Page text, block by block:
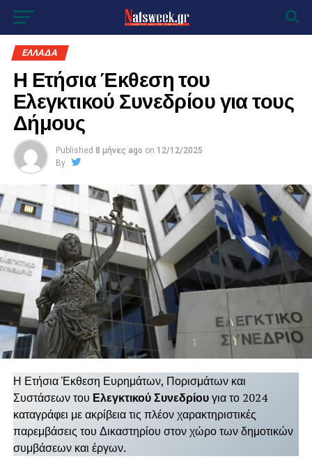
ΕΛΛΑΔΑ
Η Ετήσια Έκθεση του
Ελεγκτικού Συνεδρίου για τους
Δήμους
Published 8 μήνες ago on 12/12/2025
By
Η Ετήσια Έκθεση Ευρημάτων, Πορισμάτων και
Συστάσεων του Ελεγκτικού Συνεδρίουγια το 2024
καταγράφει με ακρίβεια τις πλέον χαρακτηριστικές
παρεμβάσεις του Δικαστηρίου στον χώρο των δημοτικών
συμβάσεων και έργων.